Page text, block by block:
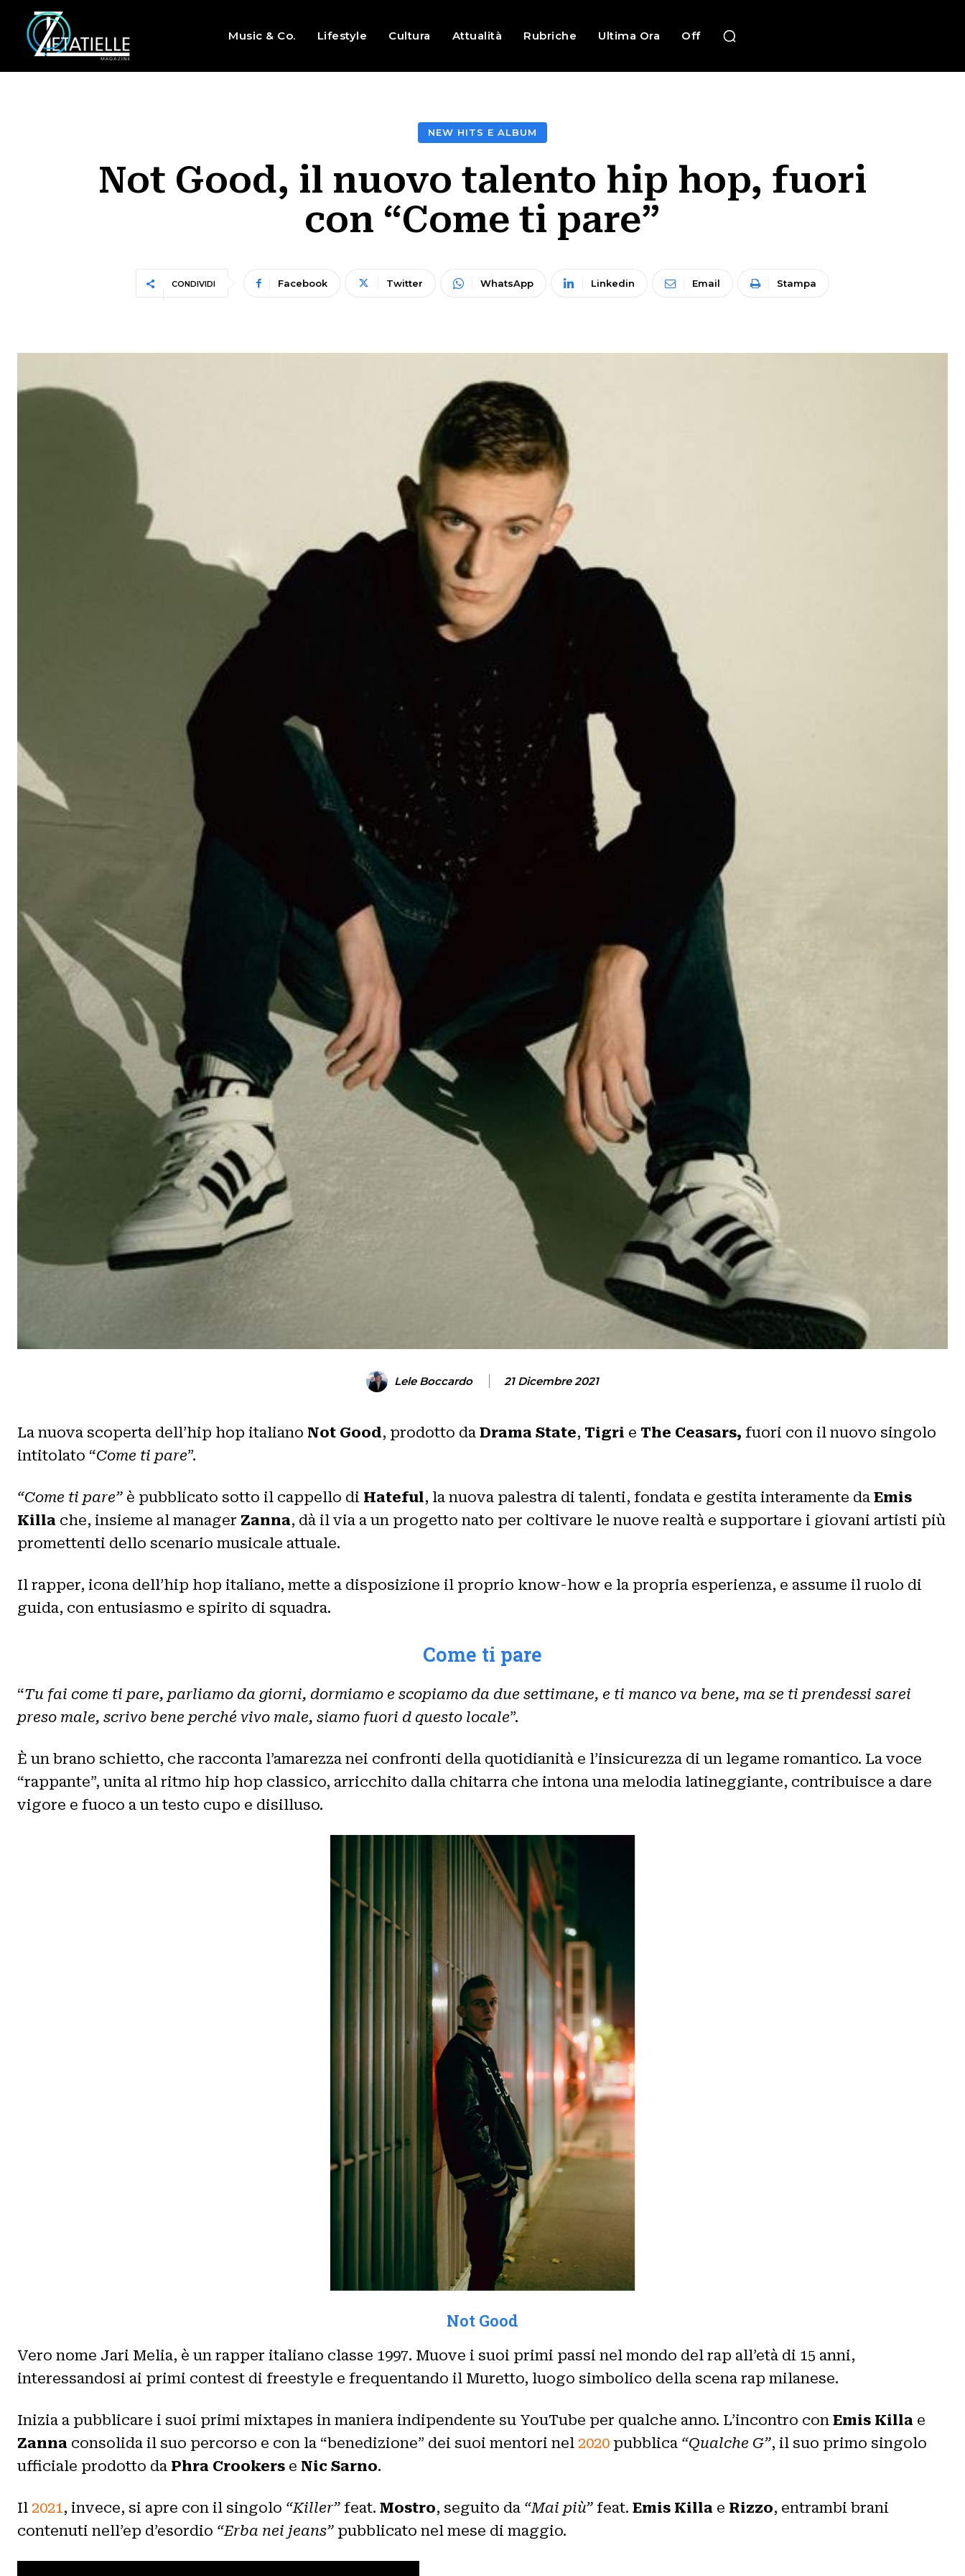
Music & Co. Lifestyle Cultura Attualità Rubriche Ultima Ora Off
NEW HITS E ALBUM
Not Good, il nuovo talento hip hop, fuori
con “Come ti pare”
CONDIVIDI Facebook Twitter WhatsApp Linkedin Email Stampa
Lele Boccardo 21 Dicembre 2021
La nuova scoperta dell’hip hop italiano Not Good, prodotto da Drama State, Tigri e The Ceasars, fuori con il nuovo singolo
intitolato “Come ti pare”.
“Come ti pare” è pubblicato sotto il cappello di Hateful, la nuova palestra di talenti, fondata e gestita interamente da Emis
Killa che, insieme al manager Zanna, dà il via a un progetto nato per coltivare le nuove realtà e supportare i giovani artisti più
promettenti dello scenario musicale attuale.
Il rapper, icona dell’hip hop italiano, mette a disposizione il proprio know-how e la propria esperienza, e assume il ruolo di
guida, con entusiasmo e spirito di squadra.
Come ti pare
“Tu fai come ti pare, parliamo da giorni, dormiamo e scopiamo da due settimane, e ti manco va bene, ma se ti prendessi sarei
preso male, scrivo bene perché vivo male, siamo fuori d questo locale”.
È un brano schietto, che racconta l’amarezza nei confronti della quotidianità e l’insicurezza di un legame romantico. La voce
“rappante”, unita al ritmo hip hop classico, arricchito dalla chitarra che intona una melodia latineggiante, contribuisce a dare
vigore e fuoco a un testo cupo e disilluso.
Not Good
Vero nome Jari Melia, è un rapper italiano classe 1997. Muove i suoi primi passi nel mondo del rap all’età di 15 anni,
interessandosi ai primi contest di freestyle e frequentando il Muretto, luogo simbolico della scena rap milanese.
Inizia a pubblicare i suoi primi mixtapes in maniera indipendente su YouTube per qualche anno. L’incontro con Emis Killa e
Zanna consolida il suo percorso e con la “benedizione” dei suoi mentori nel 2020 pubblica “Qualche G”, il suo primo singolo
ufficiale prodotto da Phra Crookers e Nic Sarno.
Il 2021, invece, si apre con il singolo “Killer” feat. Mostro, seguito da “Mai più” feat. Emis Killa e Rizzo, entrambi brani
contenuti nell’ep d’esordio “Erba nei jeans” pubblicato nel mese di maggio.